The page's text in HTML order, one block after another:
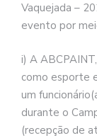
Vaquejada –
evento por
i) A
como esporte
um
durante o
(recepção de